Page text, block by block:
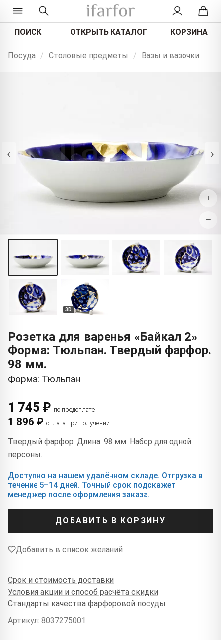
ПОИСК ОТКРЫТЬ КАТАЛОГ КОРЗИНА
Посуда / Столовые предметы / Вазы и вазочки
‹ ›
+
−
3D
Розетка для варенья «Байкал 2»
Форма: Тюльпан. Твердый фарфор.
98 мм.
Форма: Тюльпан
1 745 ₽ по предоплате
1 896 ₽ оплата при получении
Твердый фарфор. Длина: 98 мм. Набор для одной
персоны.
Доступно на нашем удалённом складе. Отгрузка в
течение 5–14 дней. Точный срок подскажет
менеджер после оформления заказа.
ДОБАВИТЬ В КОРЗИНУ
Добавить в список желаний
Срок и стоимость доставки
Условия акции и способ расчёта скидки
Стандарты качества фарфоровой посуды
Артикул: 8037275001